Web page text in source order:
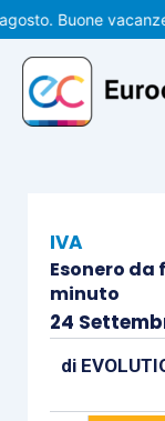
Vai
al
contenuto
Buone vacanze!
IVA
Esonero
minuto
24
di